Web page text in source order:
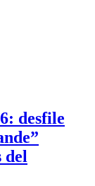
desfile